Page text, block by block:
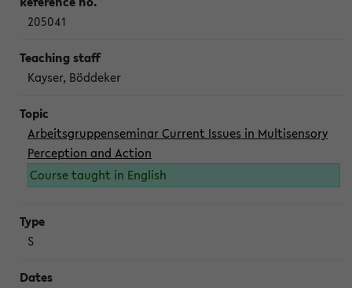
205041
Kayser, Böddeker
Arbeitsgruppenseminar Current Issues in Multisensory
Perception and Action
Course taught in English
S